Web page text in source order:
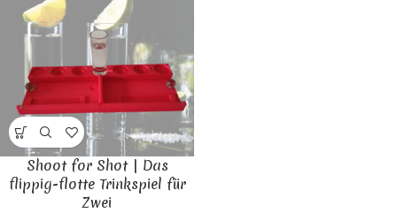
Shoot for Shot | Das
flippig-flotte Trinkspiel für
Zwei